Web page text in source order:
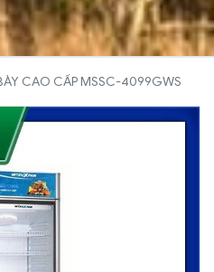
CAO CẤP MSSC-4099GWS